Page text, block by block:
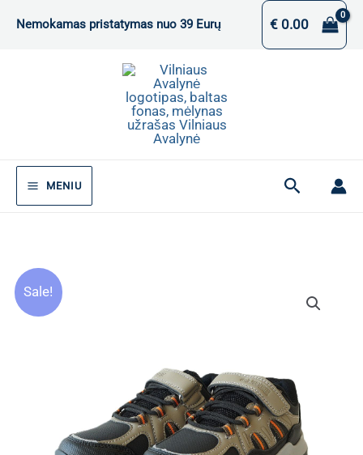
Nemokamas pristatymas nuo 39 Eurų €0.00
MENIU Paieška
Sale!